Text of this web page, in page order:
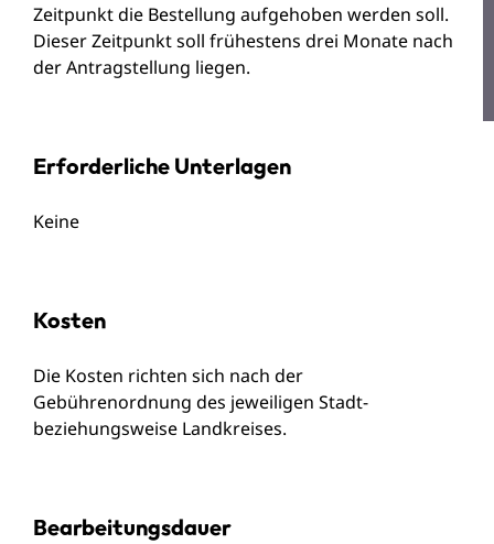
Zeitpunkt die Bestellung aufgehoben werden soll.
Dieser Zeitpunkt soll frühestens drei Monate nach
der Antragstellung liegen.
Erforderliche Unterlagen
Keine
Kosten
Die Kosten richten sich nach der
Gebührenordnung des jeweiligen Stadt-
beziehungsweise Landkreises.
Bearbeitungsdauer